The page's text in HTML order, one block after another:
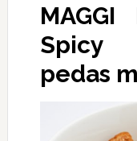
Spicy
pedas